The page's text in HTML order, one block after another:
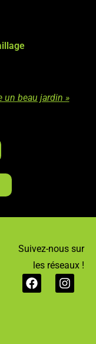
un beau jardin »
Suivez-nous sur
les réseaux !